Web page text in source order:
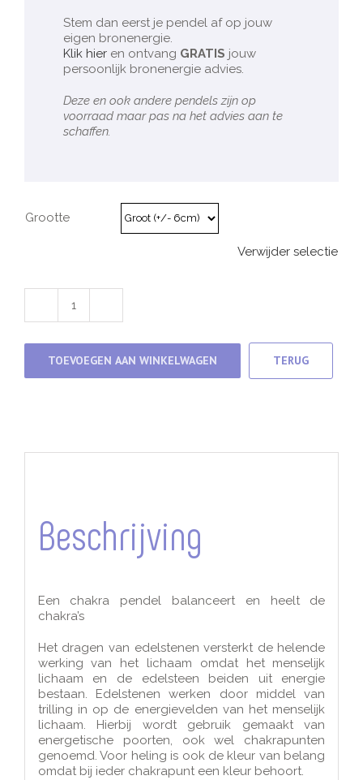
Stem dan eerst je pendel af op jouw
eigen bronenergie.
Klik hier en ontvang GRATIS jouw
persoonlijk bronenergie advies.
Deze en ook andere pendels zijn op
voorraad maar pas na het advies aan te
schaffen.
Grootte
Verwijder selectie
3e
zonnevlecht
chakra
&
TOEVOEGEN AAN WINKELWAGEN TERUG
Beschrijving
Een chakra pendel balanceert en heelt de
chakra’s
Het dragen van edelstenen versterkt de helende
werking van het lichaam omdat het menselijk
lichaam en de edelsteen beiden uit energie
bestaan. Edelstenen werken door middel van
trilling in op de energievelden van het menselijk
lichaam. Hierbij wordt gebruik gemaakt van
energetische poorten, ook wel chakrapunten
genoemd. Voor heling is ook de kleur van belang
omdat bij ieder chakrapunt een kleur behoort.